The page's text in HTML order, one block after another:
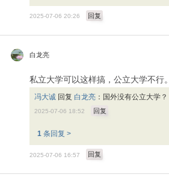
2025-07-06 20:26 回复
白龙亮
私立大学可以这样搞，公立大学不行。
冯大诚 回复 白龙亮 ： 国外没有公立大学？
2025-07-06 18:52 回复
1条回复 >
2025-07-06 16:57 回复